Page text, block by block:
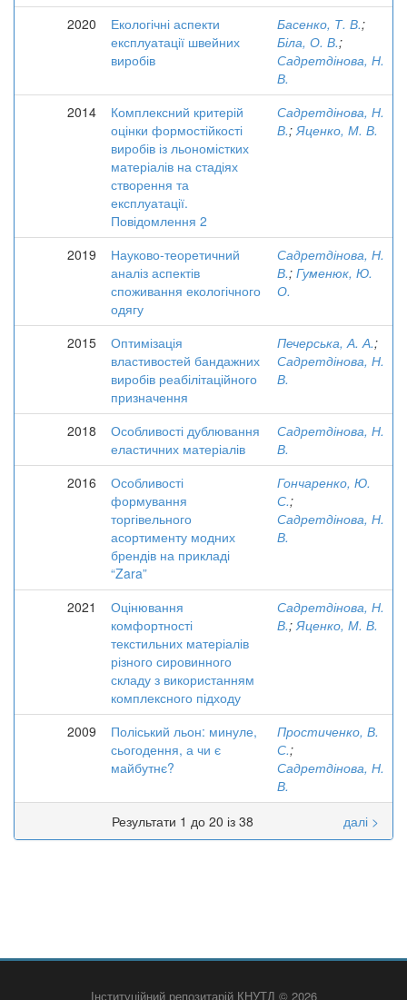
2020
Екологічні аспекти
експлуатації швейних
виробів
Басенко, Т. В.;
Біла, О. В.;
Садретдінова, Н.
В.
2014
Комплексний критерій
оцінки формостійкості
виробів із льономістких
матеріалів на стадіях
створення та
експлуатації.
Повідомлення 2
Садретдінова, Н.
В.;Яценко, М. В.
2019
Науково-теоретичний
аналіз аспектів
споживання екологічного
одягу
Садретдінова, Н.
В.; Гуменюк, Ю.
О.
2015
Оптимізація
властивостей бандажних
виробів реабілітаційного
призначення
Печерська, А. А.;
Садретдінова, Н.
В.
2018
Особливості дублювання
еластичних матеріалів
Садретдінова, Н.
В.
2016
Особливості
формування
торгівельного
асортименту модних
брендів на прикладі
“Zara”
Гончаренко, Ю.
С.;
Садретдінова, Н.
В.
2021
Оцінювання
комфортності
текстильних матеріалів
різного сировинного
складу з використанням
комплексного підходу
Садретдінова, Н.
В.;Яценко, М. В.
2009
Поліський льон: минуле,
сьогодення, а чи є
майбутнє?
Простиченко, В.
С.;
Садретдінова, Н.
В.
Результати 1 до 20 із 38
далі >
Інституційний репозитарій КНУТД © 2026